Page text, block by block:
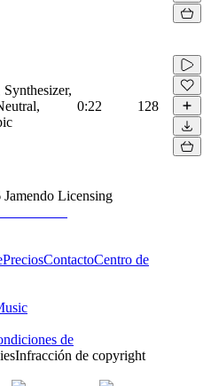
0:22 128
Jamendo Licensing
PreciosContactoCentro de
de
Infracción de copyright